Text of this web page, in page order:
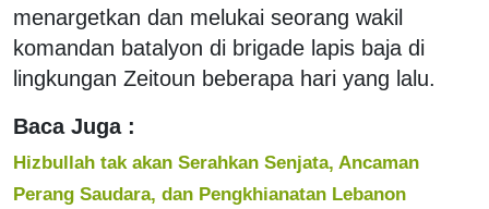
menargetkan dan melukai seorang wakil
komandan batalyon di brigade lapis baja di
lingkungan Zeitoun beberapa hari yang lalu.
Baca Juga :
Hizbullah tak akan Serahkan Senjata, Ancaman
Perang Saudara, dan Pengkhianatan Lebanon